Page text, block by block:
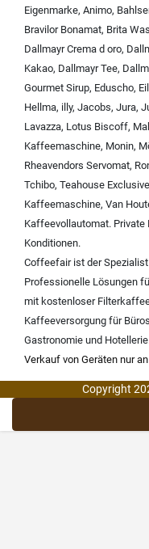
Eigenmarke, Animo,
Bravilor Bonamat, Brita
Dallmayr Crema d oro,
Kakao, Dallmayr Tee,
Gourmet Sirup, Eduscho,
Hellma, illy, Jacobs, Jura,
Lavazza, Lotus Biscoff,
Kaffeemaschine, Monin,
Rheavendors Servomat,
Tchibo, Teahouse
Kaffeemaschine, Van
Kaffeevollautomat. Private
Konditionen.
Coffeefair ist der
Professionelle Lösungen
mit kostenloser
Kaffeeversorgung für
Gastronomie und Hotellerie
Verkauf von Geräten nur
Copyright